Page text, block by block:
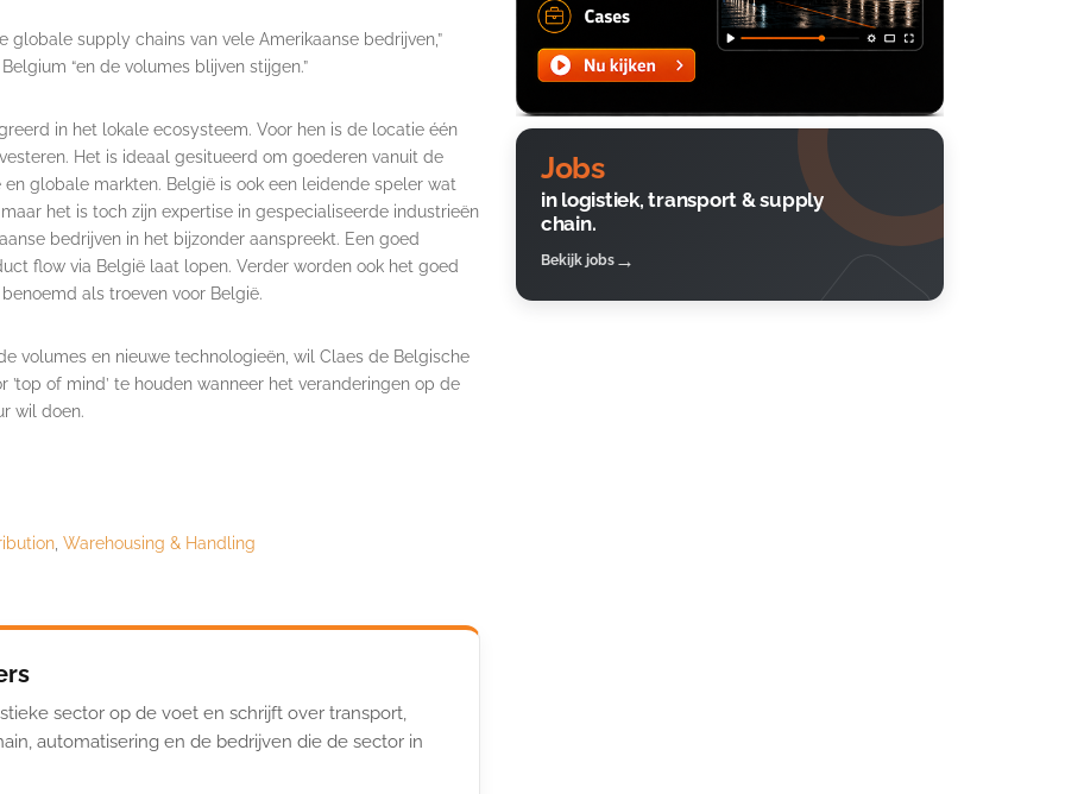
supply chains van vele Amerikaanse bedrijven,”
“en de volumes blijven stijgen.”
in het lokale ecosysteem. Voor hen is de locatie één
Het is ideaal gesitueerd om goederen vanuit de
globale markten. België is ook een leidende speler wat
het is toch zijn expertise in gespecialiseerde industrieën
bedrijven in het bijzonder aanspreekt. Een goed
flow via België laat lopen. Verder worden ook het goed
als troeven voor België.
volumes en nieuwe technologieën, wil Claes de Belgische
of mind’ te houden wanneer het veranderingen op de
wil doen.
Warehousing & Handling
sector op de voet en schrijft over transport,
automatisering en de bedrijven die de sector in
Jobs
in logistiek, transport & supply
chain.
Bekijk jobs